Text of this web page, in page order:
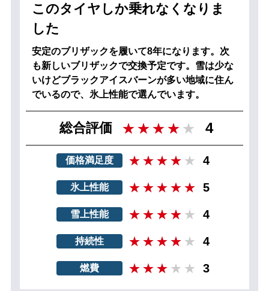
このタイヤしか乗れなくなりま
した
安定のブリザックを履いて8年になります。次
も新しいブリザックで交換予定です。雪は少な
いけどブラックアイスバーンが多い地域に住ん
でいるので、氷上性能で選んでいます。
総合評価 4
価格満足度 4
氷上性能 5
雪上性能 4
持続性 4
燃費 3